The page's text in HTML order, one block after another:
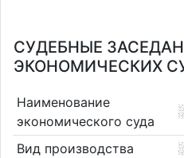
СУДЕБНЫЕ
ЭКОНОМИЧЕСКИХ
Наименование
экономического суда
Вид производства